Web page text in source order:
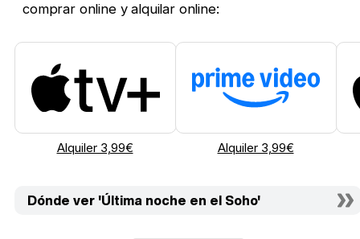
comprar online y alquilar online:
Alquiler 3,99€ Alquiler 3,99€
Dónde ver 'Última noche en el Soho'